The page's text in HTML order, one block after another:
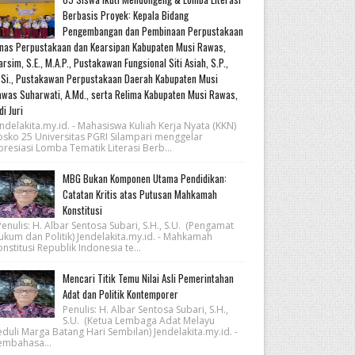
Berbasis Proyek: Kepala Bidang
Pengembangan dan Pembinaan Perpustakaan
Perpustakaan dan Kearsipan Kabupaten Musi Rawas,
S.E., M.A.P., Pustakawan Fungsional Siti Asiah, S.P.,
Pustakawan Perpustakaan Daerah Kabupaten Musi
Suharwati, A.Md., serta Relima Kabupaten Musi Rawas,
Juri
- Mahasiswa Kuliah Kerja Nyata (KKN)
25 Universitas PGRI Silampari menggelar
Lomba Tematik Literasi Berb...
MBG Bukan Komponen Utama Pendidikan:
Catatan Kritis atas Putusan Mahkamah
Konstitusi
H. Albar Sentosa Subari, S.H., S.U. (Pengamat
dan Politik) Jendelakita.my.id. - Mahkamah
Republik Indonesia te...
Mencari Titik Temu Nilai Asli Pemerintahan
Adat dan Politik Kontemporer
Penulis: H. Albar Sentosa Subari, S.H.,
S.U. (Ketua Lembaga Adat Melayu
Marga Batang Hari Sembilan) Jendelakita.my.id. -